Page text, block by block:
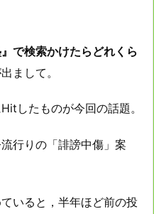
』で検索かけたらどれくら
まして。
したものが今回の話題。
行りの「誹謗中傷」案
いると，半年ほど前の投